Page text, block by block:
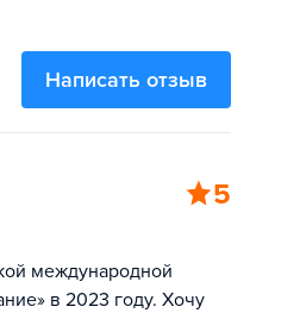
Написать отзыв
5
международной
в 2023 году. Хочу